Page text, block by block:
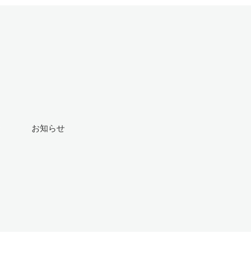
お知らせ